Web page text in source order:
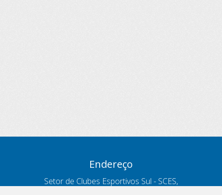
Endereço
Setor de Clubes Esportivos Sul - SCES,